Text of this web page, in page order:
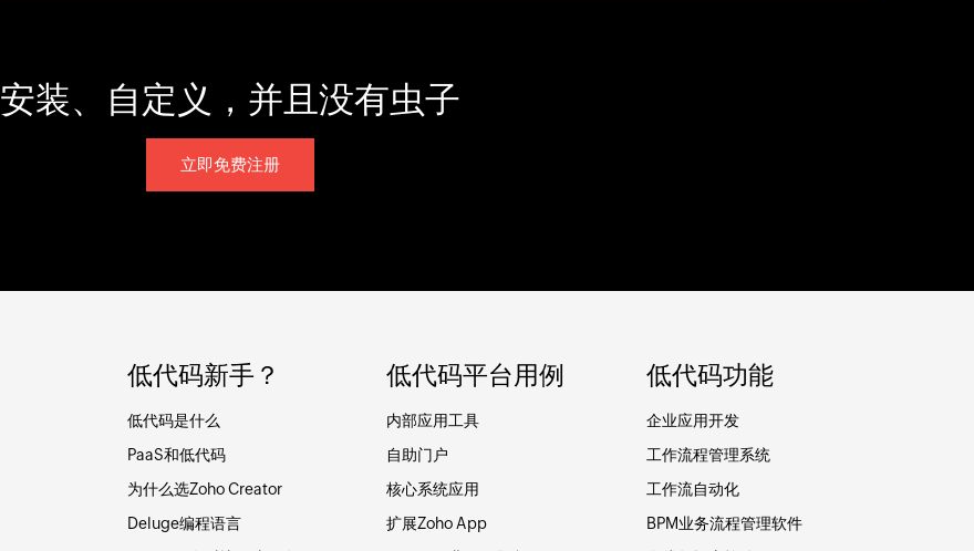
安装、自定义，并且没有虫子
立即免费注册
低代码新手？
低代码是什么
PaaS和低代码
为什么选Zoho Creator
Deluge编程语言
低代码平台用例
内部应用工具
自助门户
核心系统应用
扩展Zoho App
低代码功能
企业应用开发
工作流程管理系统
工作流自动化
BPM业务流程管理软件